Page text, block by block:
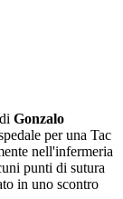
Gonzalo
per una Tac
nell'infermeria
punti di sutura
in uno scontro